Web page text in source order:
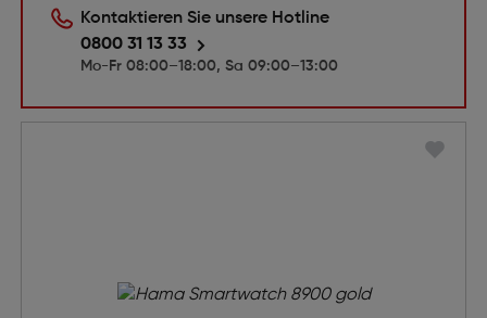
Kontaktieren Sie unsere Hotline
0800 31 13 33
Mo-Fr 08:00–18:00, Sa 09:00–13:00